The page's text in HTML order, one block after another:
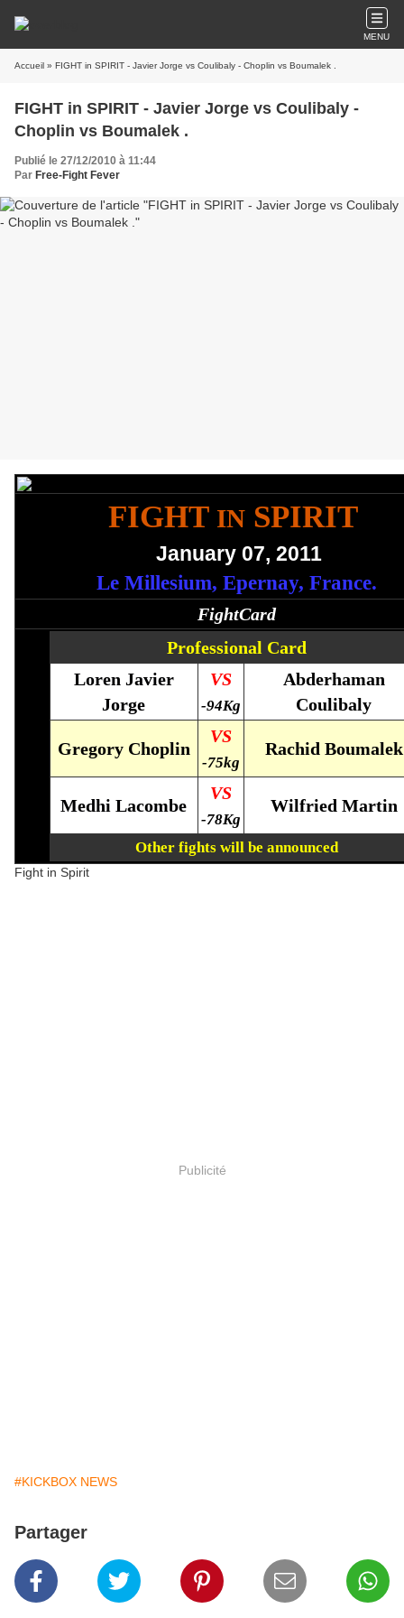
MENU
Accueil » FIGHT in SPIRIT - Javier Jorge vs Coulibaly - Choplin vs Boumalek .
FIGHT in SPIRIT - Javier Jorge vs Coulibaly -
Choplin vs Boumalek .
Publié le 27/12/2010 à 11:44
Par Free-Fight Fever
FIGHT INSPIRIT
January 07, 2011
Le Millesium, Epernay, France.
FightCard
Professional Card
Loren Javier
Jorge
VS
-94Kg
Abderhaman
Coulibaly
Gregory Choplin
VS
-75kg
Rachid Boumalek
Medhi Lacombe
VS
-78Kg
Wilfried Martin
Other fights will be announced
Fight in Spirit
Publicité
#KICKBOX NEWS
Partager